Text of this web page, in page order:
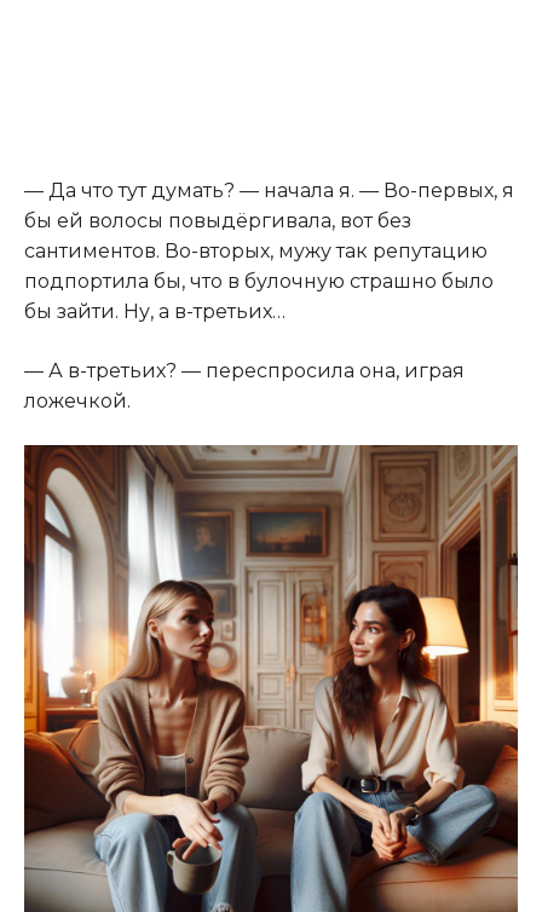
— Да что тут думать? — начала я. — Во-первых, я
бы ей волосы повыдёргивала, вот без
сантиментов. Во-вторых, мужу так репутацию
подпортила бы, что в булочную страшно было
бы зайти. Ну, а в-третьих…
— А в-третьих? — переспросила она, играя
ложечкой.